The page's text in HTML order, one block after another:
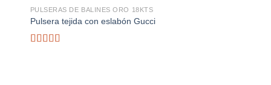
PULSERAS DE BALINES ORO 18KTS
Pulsera tejida con eslabón Gucci